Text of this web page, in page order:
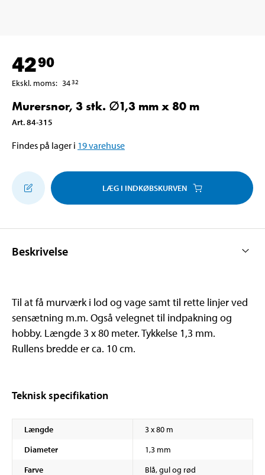
4290
Ekskl. moms: 3432
Murersnor, 3 stk. ∅1,3 mm x 80 m
Art.84-315
Findes på lager i 19varehuse
LÆG I INDKØBSKURVEN
Beskrivelse
Til at få murværk i lod og vage samt til rette linjer ved
sensætning m.m. Også velegnet til indpakning og
hobby. Længde 3 x 80 meter. Tykkelse 1,3 mm.
Rullens bredde er ca. 10 cm.
Teknisk specifikation
Længde
3 x 80 m
Diameter
1,3 mm
Farve
Blå, gul og rød